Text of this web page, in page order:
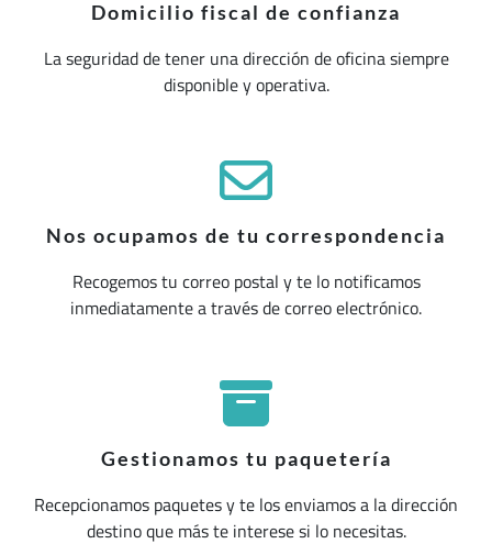
Domicilio fiscal de confianza
La seguridad de tener una dirección de oficina siempre
disponible y operativa.
Nos ocupamos de tu correspondencia
Recogemos tu correo postal y te lo notificamos
inmediatamente a través de correo electrónico.
Gestionamos tu paquetería
Recepcionamos paquetes y te los enviamos a la dirección
destino que más te interese si lo necesitas.